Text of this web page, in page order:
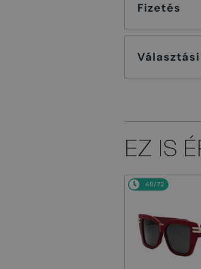
Fizetés
EZ IS
48/72